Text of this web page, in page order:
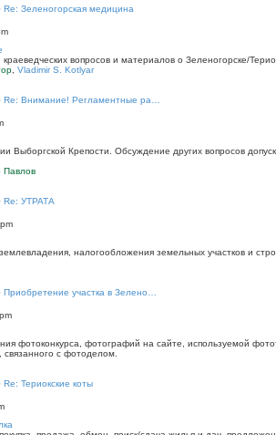
Re: Зеленогорская медицина
вопросов и материалов о Зеленогорске/
Vladimir S. Kotlyar
Re: Внимание! Регламентные ра…
Выборгской Крепости. Обсуждение других вопросов
Павлов
Re: УТРАТА
налогообложения земельных участков и
Приобретение участка в Зелено…
фотоконкурса, фотографий на сайте, используемой
с фотоделом.
Re: Териокские коты